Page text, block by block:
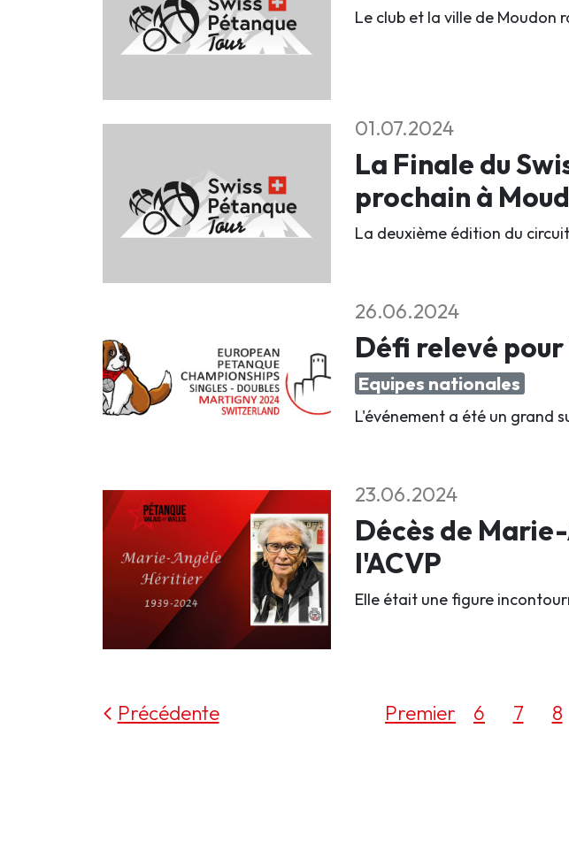
Le club et la ville de Moudon
01.07.2024
La Finale du
prochain à
La deuxième édition du
26.06.2024
Défi relevé
Equipes nationales
L'événement a été un grand
23.06.2024
Décès de
l'ACVP
Elle était une figure
Précédente Premier 6 7 8